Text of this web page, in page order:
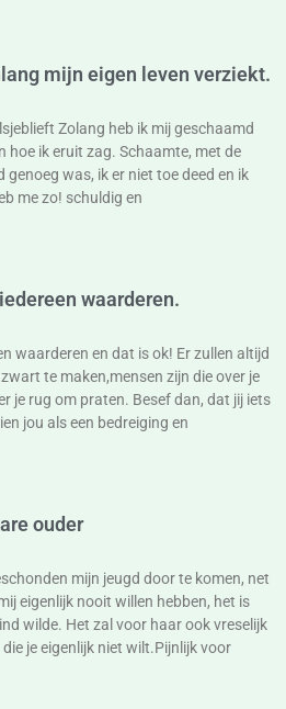
mijn eigen leven verziekt.
Zolang heb ik mij geschaamd
hoe ik eruit zag. Schaamte, met de
was, ik er niet toe deed en ik
me zo! schuldig en
waarderen.
waarderen en dat is ok! Er zullen altijd
te maken,mensen zijn die over je
je rug om praten. Besef dan, dat jij iets
jou als een bedreiging en
ouder
mijn jeugd door te komen, net
eigenlijk nooit willen hebben, het is
wilde. Het zal voor haar ook vreselijk
je eigenlijk niet wilt.Pijnlijk voor